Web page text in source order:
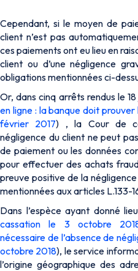
Cependant, si le moyen de
client n’est pas
ces paiements ont eu lieu en
client ou d’une négligence
obligations mentionnées ci-
Or, dans cinq arrêts rendus le
en ligne : la banque doit
février 2017) , la Cour de
négligence du client ne peut
de paiement ou les données
pour effectuer des achats
preuve positive de la
mentionnées aux articles L.133-
Dans l’espèce ayant donné
cassation le 3 octobre
nécessaire de l’absence de
octobre 2018), le service
l’origine géographique des